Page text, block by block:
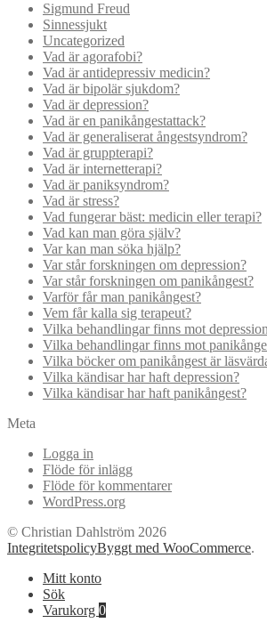
Sigmund Freud
Sinnessjukt
Uncategorized
Vad är agorafobi?
Vad är antidepressiv medicin?
Vad är bipolär sjukdom?
Vad är depression?
Vad är en panikångestattack?
Vad är generaliserat ångestsyndrom?
Vad är gruppterapi?
Vad är internetterapi?
Vad är paniksyndrom?
Vad är stress?
Vad fungerar bäst: medicin eller terapi?
Vad kan man göra själv?
Var kan man söka hjälp?
Var står forskningen om depression?
Var står forskningen om panikångest?
Varför får man panikångest?
Vem får kalla sig terapeut?
Vilka behandlingar finns mot
Vilka behandlingar finns mot
Vilka böcker om panikångest är
Vilka kändisar har haft depression?
Vilka kändisar har haft panikångest?
Meta
Logga in
Flöde för inlägg
Flöde för kommentarer
WordPress.org
© Christian Dahlström 2026
IntegritetspolicyByggt med WooCommerce.
Mitt konto
Sök
Varukorg 0